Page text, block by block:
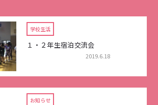
学校生活
１・２年生宿泊交流会
2019.6.18
お知らせ